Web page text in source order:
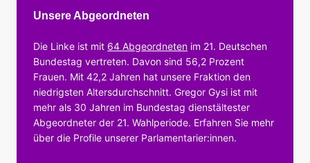
Unsere Abgeordneten
Die Linke ist mit 64 Abgeordneten im 21. Deutschen
Bundestag vertreten. Davon sind 56,2 Prozent
Frauen. Mit 42,2 Jahren hat unsere Fraktion den
niedrigsten Altersdurchschnitt. Gregor Gysi ist mit
mehr als 30 Jahren im Bundestag dienstältester
Abgeordneter der 21. Wahlperiode. Erfahren Sie mehr
über die Profile unserer Parlamentarier:innen.